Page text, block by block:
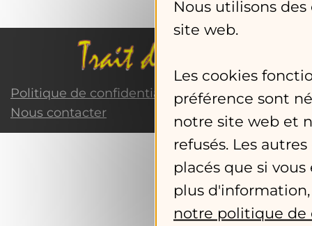
Politique de confidentialité
Nous contacter
Nous utilisons
site web.
Les cookies
préférence sont
notre site web et
refusés. Les
placés que si
plus
notre politique de